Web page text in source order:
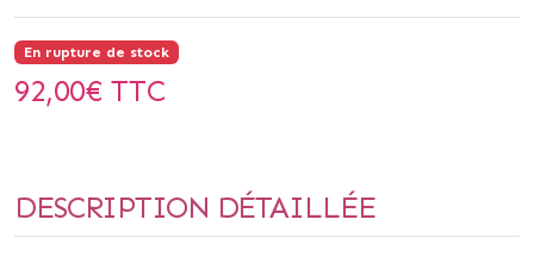
En rupture de stock
92,00€ TTC
DESCRIPTION DÉTAILLÉE